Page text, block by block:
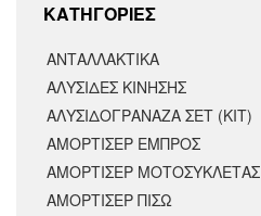
KΑΤΗΓΟΡΙΕΣ
ΑΝΤΑΛΛΑΚΤΙΚΆ
ΑΛΥΣΙΔΕΣ ΚΙΝΗΣΗΣ
ΑΛΥΣΙΔΟΓΡΑΝΑΖΑ ΣΕΤ (ΚΙΤ)
ΑΜΟΡΤΙΣΕΡ ΕΜΠΡΟΣ
ΑΜΟΡΤΙΣΈΡ ΜΟΤΟΣΥΚΛΈΤΑΣ
ΑΜΟΡΤΙΣΕΡ ΠΙΣΩ